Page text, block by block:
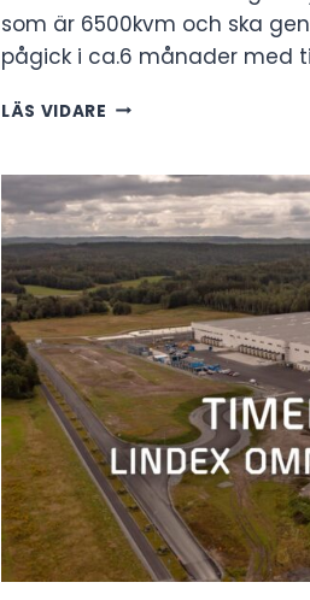
som är 6500kvm och ska
pågick i ca.6 månader med
LÄS VIDARE VIDEO:
GÖTEBORG